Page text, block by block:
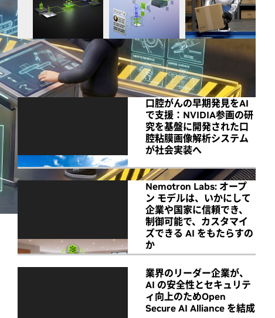
All NVIDIA News
口腔がんの早期発見をAI
で支援：NVIDIA参画の研
究を基盤に開発された口
腔粘膜画像解析システム
が社会実装へ
Nemotron Labs: オープ
ン モデルは、いかにして
企業や国家に信頼でき、
制御可能で、カスタマイ
ズできる AI をもたらすの
か
業界のリーダー企業が、
AI の安全性とセキュリテ
ィ向上のためOpen
Secure AI Alliance を結成